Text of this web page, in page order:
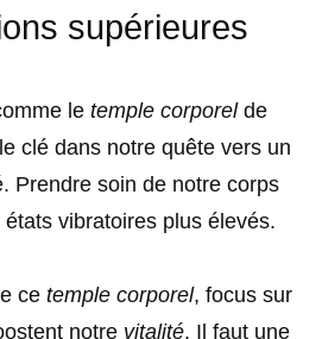
supérieures
le temple corporelde
clé dans notre quête vers un
Prendre soin de notre corps
vibratoires plus élevés.
ce temple corporel, focus sur
notre vitalité. Il faut une